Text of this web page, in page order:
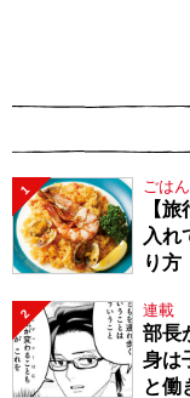
1 ごは
【
入れ
り方
2 連載
部長
身は
と働